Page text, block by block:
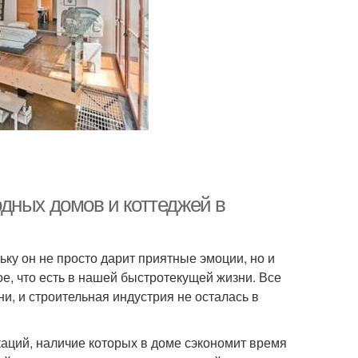
домов и коттеджей в
он не просто дарит приятные эмоции, но и
что есть в нашей быстротекущей жизни. Все
и строительная индустрия не осталась в
наличие которых в доме сэкономит время